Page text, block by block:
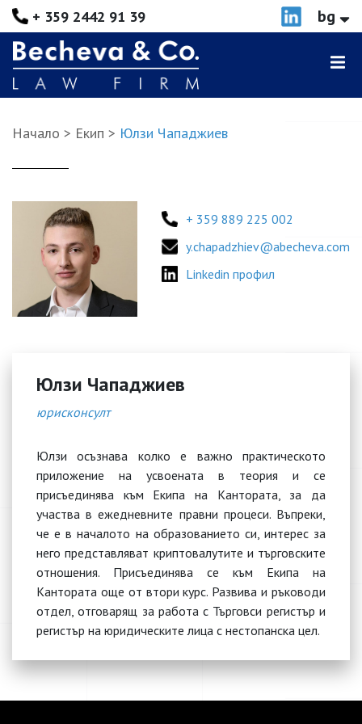
+ 359 2442 91 39 bg
Начало Екип Юлзи Чападжиев
+ 359 889 225 002
y.chapadzhiev@abecheva.com
Linkedin профил
Юлзи Чападжиев
юрисконсулт
Юлзи осъзнава колко е важно практическото
приложение на усвоената в теория и се
присъединява към Екипа на Кантората, за да
участва в ежедневните правни процеси. Въпреки,
че е в началото на образованието си, интерес за
него представляват криптовалутите и търговските
отношения. Присъединява се към Екипа на
Кантората още от втори курс. Развива и ръководи
отдел, отговарящ за работа с Търговси регистър и
регистър на юридическите лица с нестопанска цел.